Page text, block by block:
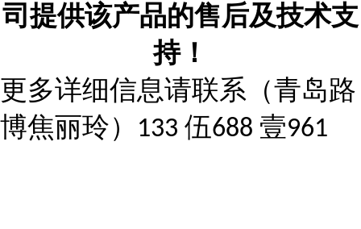
司提供该产品的售后及技术支
持！
更多详细信息请联系（青岛路
博焦丽玲）
133 伍688 壹961